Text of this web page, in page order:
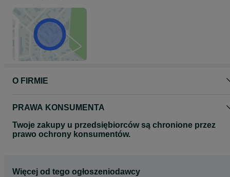
O FIRMIE
PRAWA KONSUMENTA
Twoje zakupy u przedsiębiorców są chronione przez
prawo ochrony konsumentów.
Więcej od tego ogłoszeniodawcy